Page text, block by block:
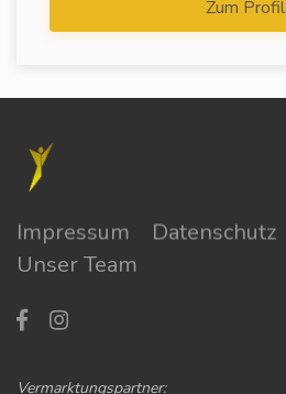
Zum Profil
Impressum Datenschutz
Unser Team
Vermarktungspartner: